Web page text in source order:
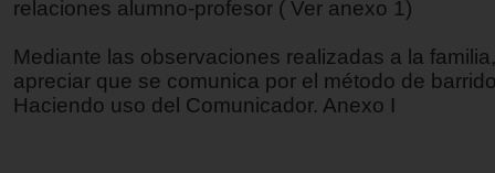
relaciones alumno-profesor ( Ver anexo 1)
Mediante las observaciones realizadas a la
apreciar que se comunica por el método de
Haciendo uso del Comunicador. Anexo I